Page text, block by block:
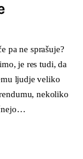
pa ne sprašuje?
je res tudi, da
ljudje veliko
nekoliko